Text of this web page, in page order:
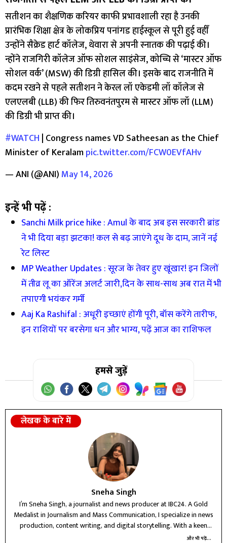
सतीशन का शैक्षणिक करियर काफी प्रभावशाली रहा है उनकी
प्रारंभिक शिक्षा क्षेत्र के लोकप्रिय पनांगड हाईस्कूल से पूरी हुई वहीँ
उन्होंने सैक्रेड हार्ट कॉलेज, थेवारा से अपनी स्नातक की पढ़ाई की।
न्होंने राजगिरी कॉलेज ऑफ सोशल साइंसेज, कोच्चि से ‘मास्टर ऑफ
सोशल वर्क’ (MSW) की डिग्री हासिल की। इसके बाद राजनीति में
कदम रखने से पहले सतीशन ने केरल लॉ एकेडमी लॉ कॉलेज से
एलएलबी (LLB) की फिर तिरुवनंतपुरम से मास्टर ऑफ लॉ (LLM)
की डिग्री भी प्राप्त की।
#WATCH | Congress names VD Satheesan as the Chief
Minister of Keralam pic.twitter.com/FCW0EVfAHv
— ANI (@ANI) May 14, 2026
इन्हें भी पढ़ें :
Sanchi Milk price hike : Amul के बाद अब इस सरकारी ब्रांड
ने भी दिया बड़ा झटका! कल से बढ़ जाएंगे दूध के दाम, जानें नई
रेट लिस्ट
MP Weather Updates : सूरज के तेवर हुए खूंखार! इन जिलों
में तीव्र लू का ऑरेंज अलर्ट जारी,दिन के साथ-साथ अब रात में भी
तपाएगी भयंकर गर्मी
Aaj Ka Rashifal : अधूरी इच्छाएं होंगी पूरी, बॉस करेंगे तारीफ,
इन राशियों पर बरसेगा धन और भाग्य, पढ़ें आज का राशिफल
हमसे जुड़ें
लेखक के बारे में
Sneha Singh
I’m Sneha Singh, a journalist and news producer at IBC24. A Gold
Medalist in Journalism and Mass Communication, I specialize in news
production, content writing, and digital storytelling. With a keen
interest in political and crime reporting, I believe in delivering
और भी पढ़ें...